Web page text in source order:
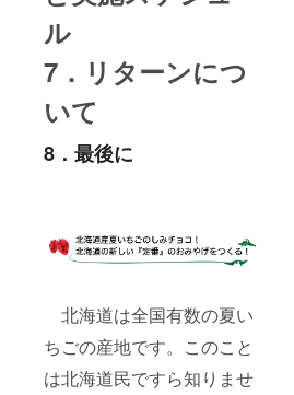
ル
7．リターンにつ
いて
8．最後に
北海道は全国有数の夏い
ちごの産地です。このこと
は北海道民ですら知りませ